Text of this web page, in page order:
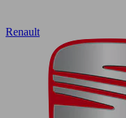
Renault